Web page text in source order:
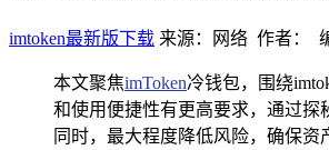
imtoken最新版下载 来源：网络 作者：
本文聚焦imToken冷钱包，围绕
和使用便捷性有更高要求，通过
同时，最大程度降低风险，确保资